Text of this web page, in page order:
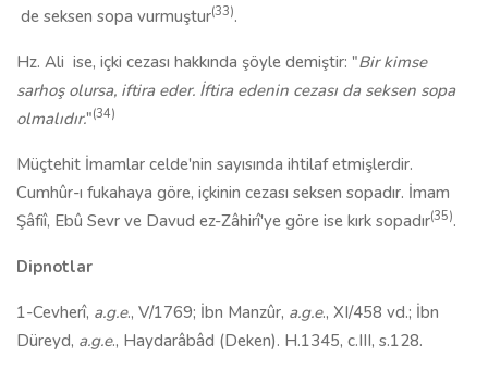
de seksen sopa vurmuştur(33).
Hz. Ali ise, içki cezası hakkında şöyle demiştir: "Bir kimse
sarhoş olursa, iftira eder. İftira edenin cezası da seksen sopa
olmalıdır."(34)
Müçtehit İmamlar celde'nin sayısında ihtilaf etmişlerdir.
Cumhûr-ı fukahaya göre, içkinin cezası seksen sopadır. İmam
Şâfiî, Ebû Sevr ve Davud ez-Zâhirî'ye göre ise kırk sopadır(35).
Dipnotlar
1-Cevherî, a.g.e., V/1769; İbn Manzûr, a.g.e., XI/458 vd.; İbn
Düreyd, a.g.e., Haydarâbâd (Deken). H.1345, c.III, s.128.